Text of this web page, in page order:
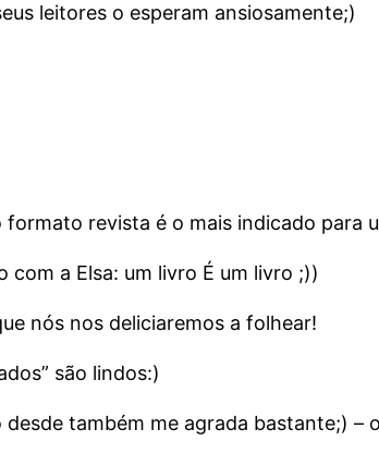
leitores o esperam ansiosamente;)
formato revista é o mais indicado para
com a Elsa: um livro É um livro ;))
nós nos deliciaremos a folhear!
são lindos:)
desde também me agrada bastante;) –